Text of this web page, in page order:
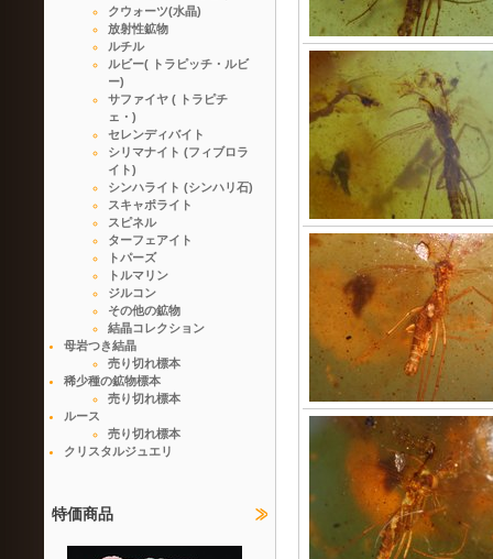
クウォーツ(水晶)
放射性鉱物
ルチル
ルビー( トラピッチ・ルビ
ー)
サファイヤ ( トラピチ
ェ・)
セレンディバイト
シリマナイト (フィブロラ
イト)
シンハライト (シンハリ石)
スキャポライト
スピネル
ターフェアイト
トパーズ
トルマリン
ジルコン
その他の鉱物
結晶コレクション
母岩つき結晶
売り切れ標本
稀少種の鉱物標本
売り切れ標本
ルース
売り切れ標本
クリスタルジュエリ
特価商品